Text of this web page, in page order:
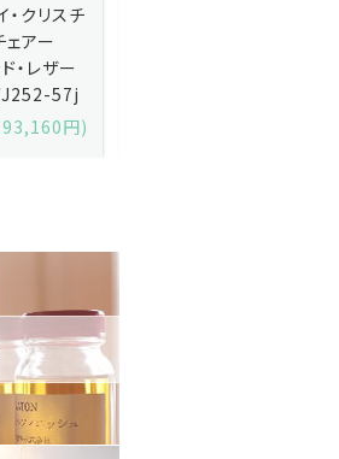
Johannes Andersenヨハネ
ス・アンダーセン/サイドボード
「model 160」（ローズウッド）/
デンマーク家具/J219-30
602,000円(税込662,200円)